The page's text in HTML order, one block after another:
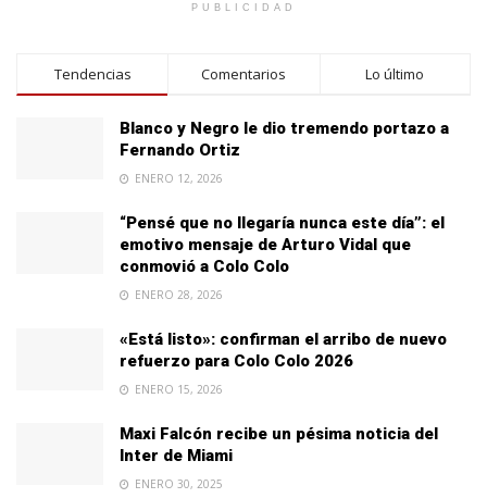
PUBLICIDAD
Tendencias Comentarios Lo último
Blanco y Negro le dio tremendo portazo a
Fernando Ortiz
ENERO 12, 2026
“Pensé que no llegaría nunca este día”: el
emotivo mensaje de Arturo Vidal que
conmovió a Colo Colo
ENERO 28, 2026
«Está listo»: confirman el arribo de nuevo
refuerzo para Colo Colo 2026
ENERO 15, 2026
Maxi Falcón recibe un pésima noticia del
Inter de Miami
ENERO 30, 2025